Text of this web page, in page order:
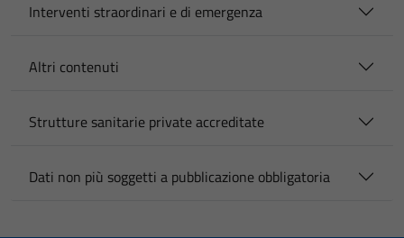
Interventi straordinari e di emergenza
Altri contenuti
Strutture sanitarie private accreditate
Dati non più soggetti a pubblicazione obbligatoria